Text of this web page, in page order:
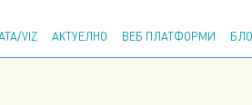
VIZ АКТУЕЛНО ВЕБ ПЛАТФОРМИ